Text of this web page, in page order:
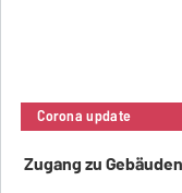
Corona update
Zugang zu